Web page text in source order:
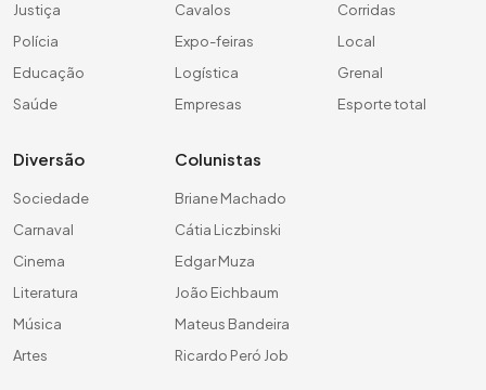
Justiça
Polícia
Educação
Saúde
Cavalos
Expo-feiras
Logística
Empresas
Corridas
Local
Grenal
Esporte total
Diversão
Sociedade
Carnaval
Cinema
Literatura
Música
Artes
Colunistas
Briane Machado
Cátia Liczbinski
Edgar Muza
João Eichbaum
Mateus Bandeira
Ricardo Peró Job